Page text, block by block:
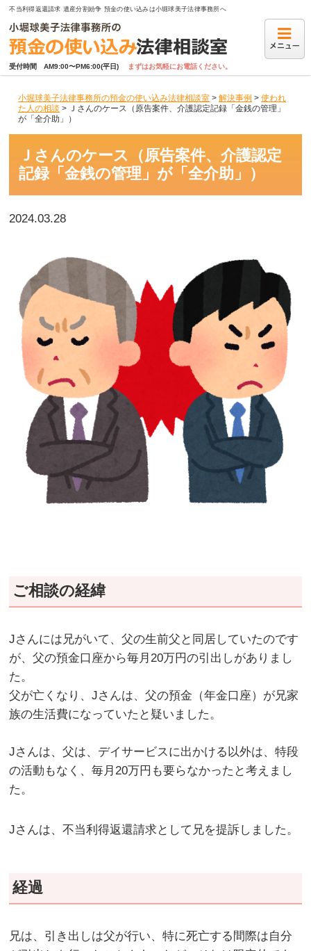
不当利得返還請求 遺産分割紛争 預金の使い込みは小堀球美子法律事務所へ
受付時間　AM9:00〜PM6:00(平日) まずはお気軽にお電話ください。
小堀球美子法律事務所の預金の使い込み法律相談室 >解決事例 >使われ
た人の相談 > Ｊさんのケース（原告案件、介護認定記録「金銭の管理」
が「全介助」）
Ｊさんのケース（原告案件、介護認定
記録「金銭の管理」が「全介助」）
2024.03.28
ご相談の経緯
Jさんには兄がいて、父の生前父と同居していたのです
が、父の預金口座から毎月20万円の引出しがありまし
た。
父が亡くなり、Jさんは、父の預金（年金口座）が兄家
族の生活費になっていたと疑いました。
Jさんは、父は、デイサービスに出かける以外は、特段
の活動もなく、毎月20万円も要らなかったと考えまし
た。
Jさんは、不当利得返還請求として兄を提訴しました。
経過
兄は、引き出しは父が行い、特に死亡する間際は自分